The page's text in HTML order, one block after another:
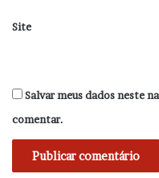
Site
Salvar meus dados neste
comentar.